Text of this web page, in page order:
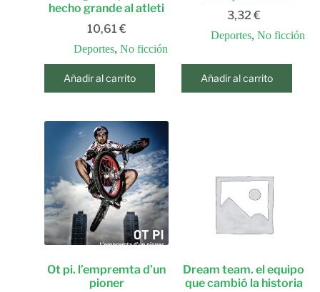
hecho grande al atleti
10,61 €
Deportes, No ficción
Añadir al carrito
3,32 €
Deportes, No ficción
Añadir al carrito
Ot pi. l’empremta d’un
pioner
Dream team. el equipo
que cambió la historia